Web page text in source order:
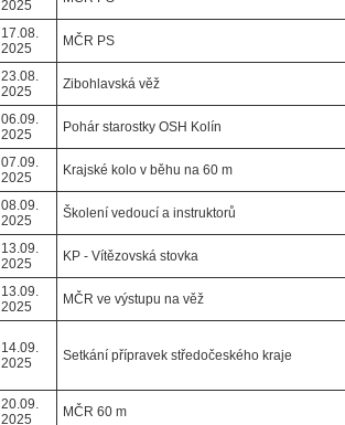
2025
17.08.
2025
MČR PS
23.08.
2025
Zibohlavská věž
06.09.
2025
Pohár starostky OSH Kolín
07.09.
2025
Krajské kolo v běhu na 60 m
08.09.
2025
Školení vedoucí a instruktorů
13.09.
2025
KP - Vítězovská stovka
13.09.
2025
MČR ve výstupu na věž
14.09.
2025
Setkání přípravek středočeského kraje
20.09.
2025
MČR 60 m